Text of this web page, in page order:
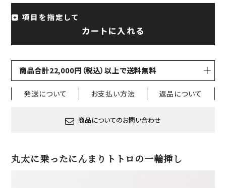
項目を指定して
カートに入れる
商品合計22,000円（税込）以上で送料無料
発送について お支払い方法 返品について
商品についてのお問い合わせ
丸太に乗ったにんまりトトロの一輪挿し